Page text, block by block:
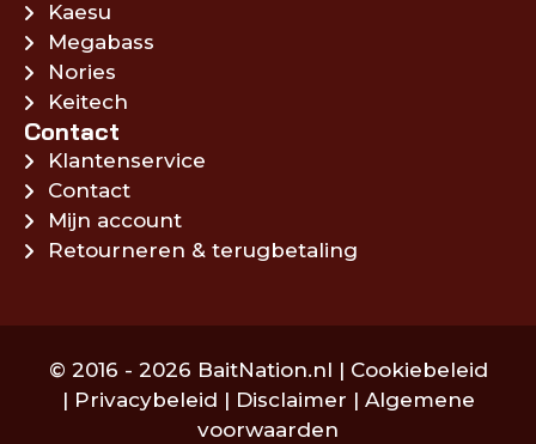
Kaesu
Megabass
Nories
Keitech
Contact
Klantenservice
Contact
Mijn account
Retourneren & terugbetaling
© 2016 - 2026 BaitNation.nl | Cookiebeleid
| Privacybeleid | Disclaimer | Algemene
voorwaarden